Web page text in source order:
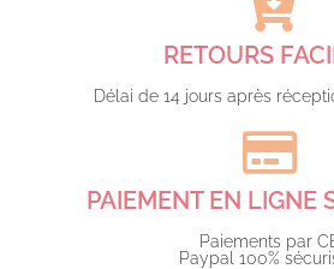
RETOURS
Délai de 14 jours après
PAIEMENT EN LIGNE
Paiements par
Paypal 100%